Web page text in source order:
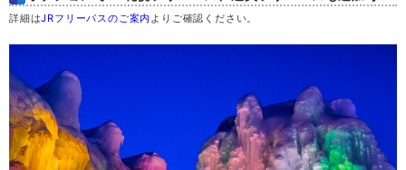
詳細はJRフリーパスのご案内 よりご確認ください。